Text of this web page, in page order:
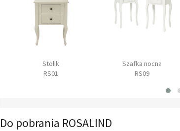
Stolik
RS01
Szafka nocna
RS09
Do pobrania ROSALIND